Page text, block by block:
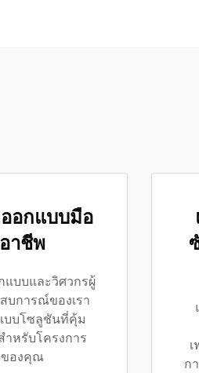
อกแบบมือ
อาชีพ
บบและวิศวกรผู้
บการณ์ของเรา
บบโซลูชันที่คุ้ม
หรับโครงการ
ของคุณ
ก